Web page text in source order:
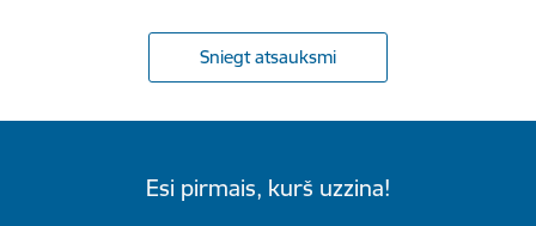
Sniegt atsauksmi
Esi pirmais, kurš uzzina!